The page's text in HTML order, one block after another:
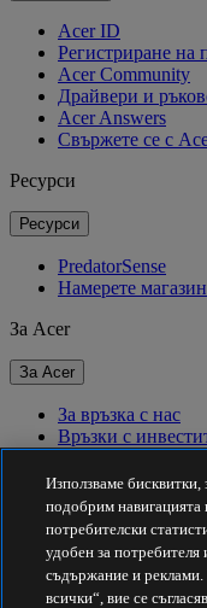
Acer ID
Регистриране на
Acer Community
Драйвери и
Acer Answers
Свържете се с
Ресурси
Ресурси
PredatorSense
Намерете магазин
За Acer
За Acer
За връзка с нас
Връзки с
Награди
Събития
Устойчивост
Устойчивост
Използваме
подобрим навигацията
потребителски
удобен за
съдържание и
всички“, вие се